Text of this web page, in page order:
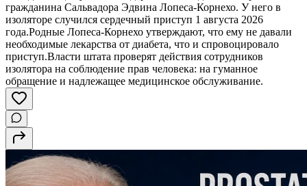
гражданина Сальвадора Эдвина Лопеса-Корнехо. У него в
изоляторе случился сердечный приступ 1 августа 2026
года.Родные Лопеса-Корнехо утверждают, что ему не давали
необходимые лекарства от диабета, что и спровоцировало
приступ.Власти штата проверят действия сотрудников
изолятора на соблюдение прав человека: на гуманное
обращение и надлежащее медицинское обслуживание.